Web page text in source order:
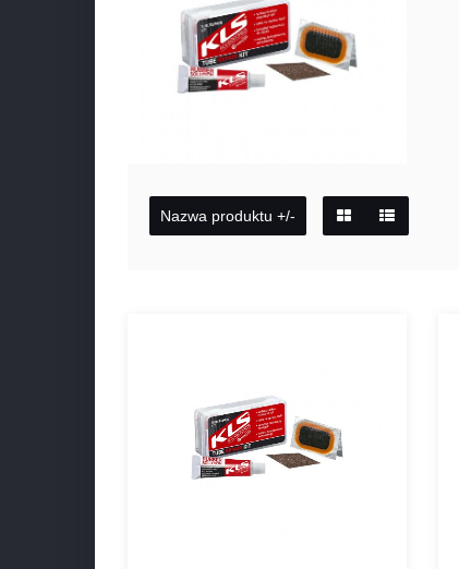
Nazwa produktu +/-